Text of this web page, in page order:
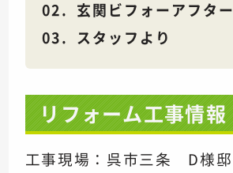
玄関ビフォーアフター
スタッフより
リフォーム工事情報
工事現場：呉市三条 D様邸